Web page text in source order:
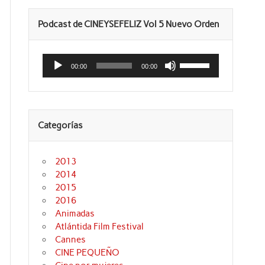
Podcast de CINEYSEFELIZ Vol 5 Nuevo Orden
Reproductor
audio
00:00 00:00
las
teclas
flecha
para
Categorías
2013
2014
2015
2016
Animadas
Atlántida Film Festival
Cannes
CINE PEQUEÑO